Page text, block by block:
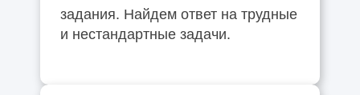
задания. Найдем ответ на трудные
и нестандартные задачи.